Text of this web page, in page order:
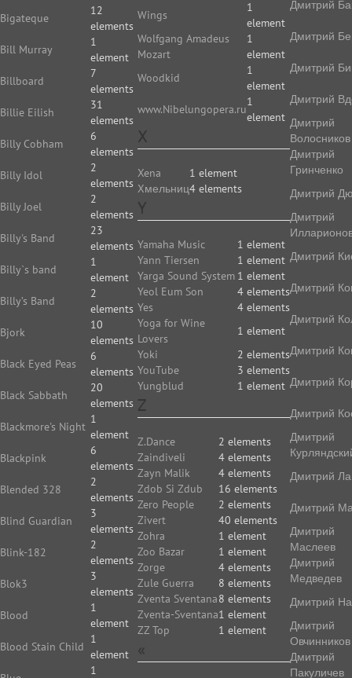
Bigateque
12
elements
Bill Murray
1
element
Billboard
7
elements
Billie Eilish
31
elements
Billy Cobham
6
elements
Billy Idol
2
elements
Billy Joel
2
elements
Billy's Band
23
elements
Billy`s band
1
element
Billy’s Band
2
elements
Bjork
10
elements
Black Eyed Peas
6
elements
Black Sabbath
20
elements
Blackmore's Night
1
element
Blackpink
6
elements
Blended 328
2
elements
Blind Guardian
3
elements
Blink-182
2
elements
Blok3
3
elements
Blood
1
element
Blood Stain Child
1
element
1
Wings
1
element
Wolfgang Amadeus
Mozart
1
element
Woodkid
1
element
www.Nibelungopera.ru
1
element
X
Xena
1 element
Xмельниц4 elements
Y
Yamaha Music
1 element
Yann Tiersen
1 element
Yarga Sound System 1 element
Yeol Eum Son
4 elements
Yes
4 elements
Yoga for Wine
Lovers
1 element
Yoki
2 elements
YouTube
3 elements
Yungblud
1 element
Z
Z.Dance
2 elements
Zaindiveli
4 elements
Zayn Malik
4 elements
Zdob Si Zdub
16 elements
Zero People
2 elements
Zivert
40 elements
Zohra
1 element
Zoo Bazar
1 element
Zorge
4 elements
Zule Guerra
8 elements
Zventa Sventana8 elements
Zventa-Sventana1 element
ZZ Top
1 element
«
Дмитрий
Дмитрий
Дмитрий
Дмитрий
Дмитрий
Волосников
Дмитрий
Гринченко
Дмитрий
Дмитрий
Дмитрий
Дмитрий
Дмитрий
Дмитрий
Дмитрий
Дмитрий
Дмитрий
Дмитрий
Дмитрий
Дмитрий
Маслеев
Дмитрий
Медведев
Дмитрий
Дмитрий
Овчинников
Дмитрий
Пакуличев